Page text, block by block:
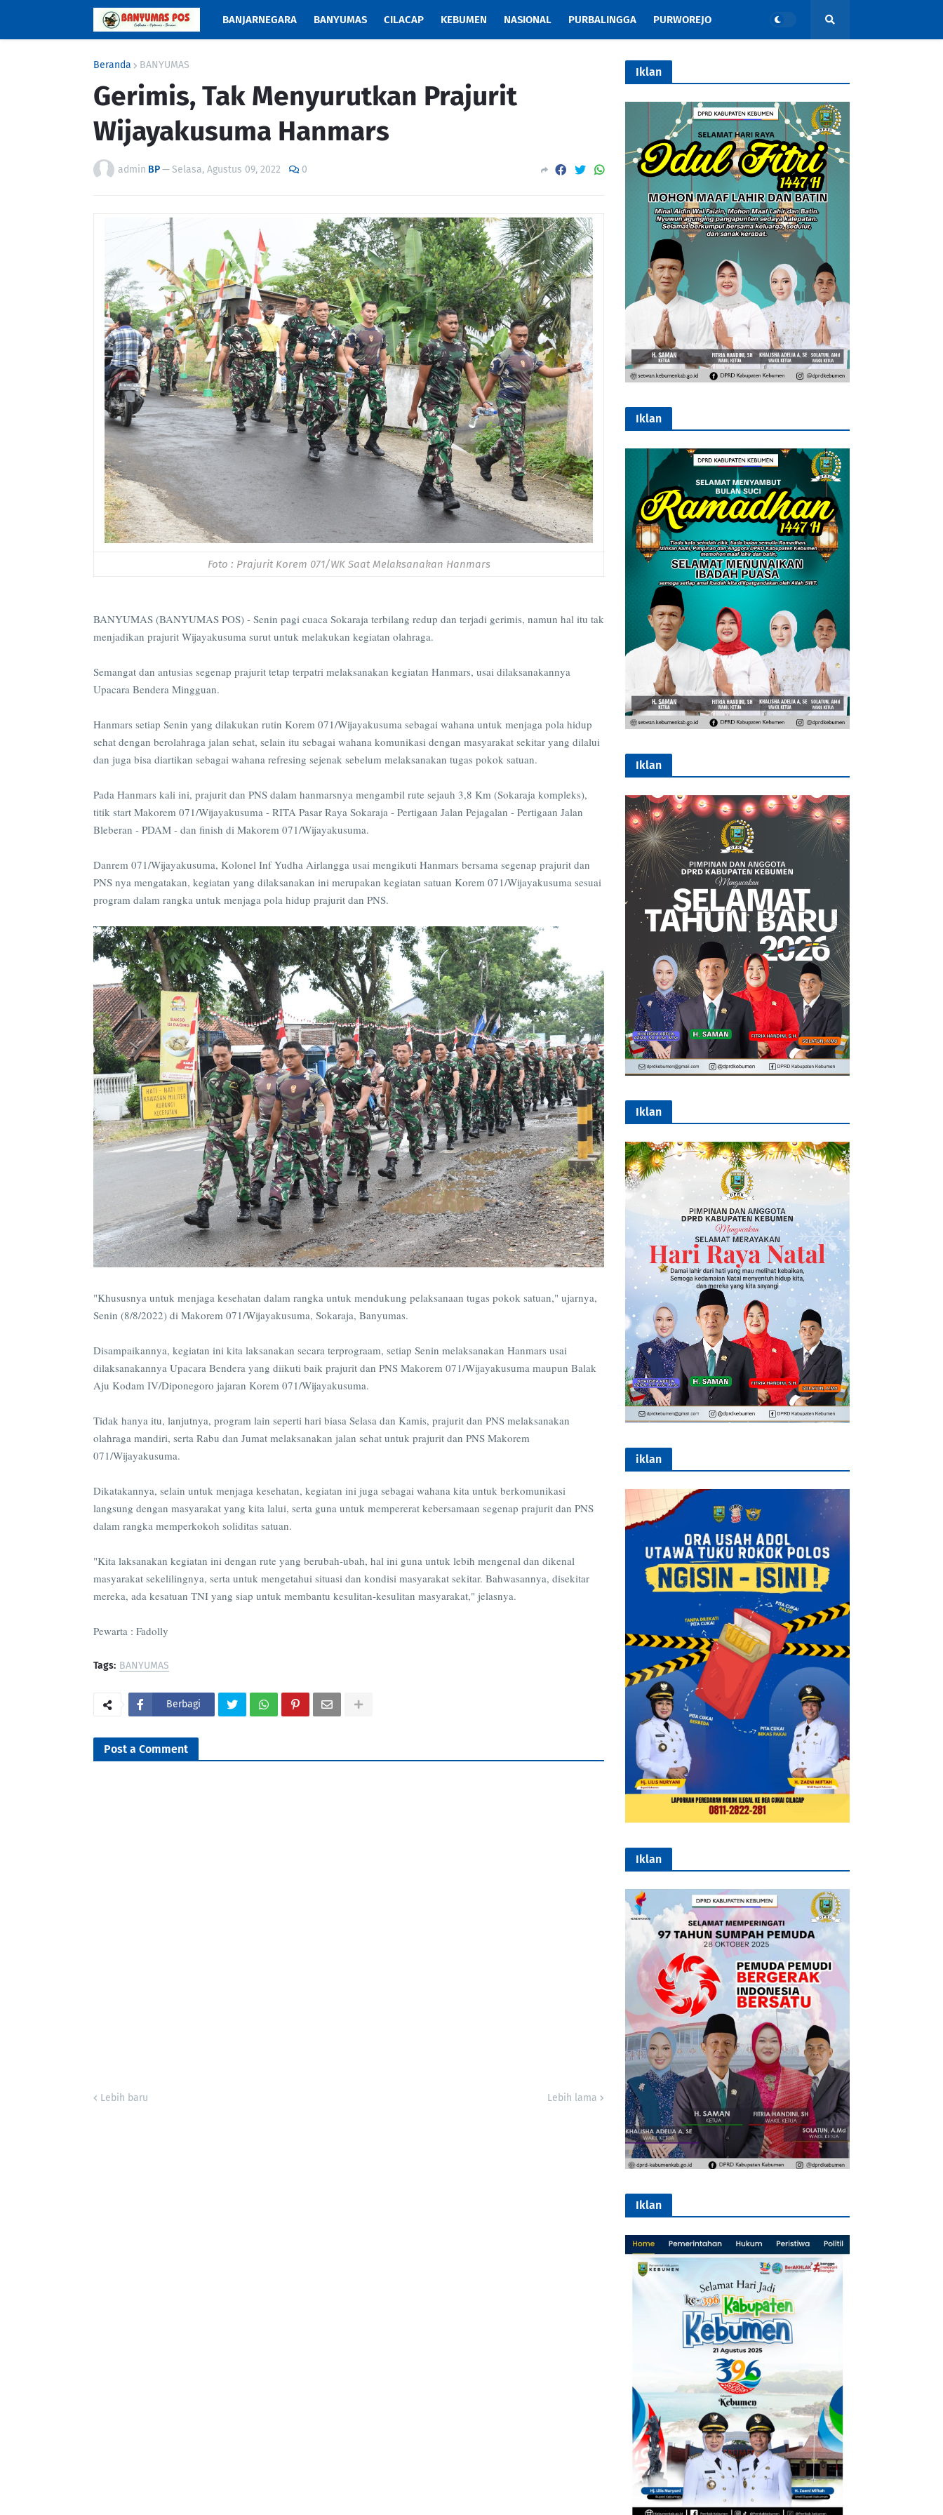
BANJARNEGARA BANYUMAS CILACAP KEBUMEN NASIONAL PURBALINGGA PURWOREJO
Beranda BANYUMAS
Gerimis, Tak Menyurutkan Prajurit
Wijayakusuma Hanmars
admin BP—Selasa, Agustus 09, 2022 0
Foto : Prajurit Korem 071/WK Saat Melaksanakan Hanmars
BANYUMAS (BANYUMAS POS) - Senin pagi cuaca Sokaraja terbilang redup dan terjadi gerimis, namun hal itu tak
menjadikan prajurit Wijayakusuma surut untuk melakukan kegiatan olahraga.
Semangat dan antusias segenap prajurit tetap terpatri melaksanakan kegiatan Hanmars, usai dilaksanakannya
Upacara Bendera Mingguan.
Hanmars setiap Senin yang dilakukan rutin Korem 071/Wijayakusuma sebagai wahana untuk menjaga pola hidup
sehat dengan berolahraga jalan sehat, selain itu sebagai wahana komunikasi dengan masyarakat sekitar yang dilalui
dan juga bisa diartikan sebagai wahana refresing sejenak sebelum melaksanakan tugas pokok satuan.
Pada Hanmars kali ini, prajurit dan PNS dalam hanmarsnya mengambil rute sejauh 3,8 Km (Sokaraja kompleks),
titik start Makorem 071/Wijayakusuma - RITA Pasar Raya Sokaraja - Pertigaan Jalan Pejagalan - Pertigaan Jalan
Bleberan - PDAM - dan finish di Makorem 071/Wijayakusuma.
Danrem 071/Wijayakusuma, Kolonel Inf Yudha Airlangga usai mengikuti Hanmars bersama segenap prajurit dan
PNS nya mengatakan, kegiatan yang dilaksanakan ini merupakan kegiatan satuan Korem 071/Wijayakusuma sesuai
program dalam rangka untuk menjaga pola hidup prajurit dan PNS.
"Khususnya untuk menjaga kesehatan dalam rangka untuk mendukung pelaksanaan tugas pokok satuan," ujarnya,
Senin (8/8/2022) di Makorem 071/Wijayakusuma, Sokaraja, Banyumas.
Disampaikannya, kegiatan ini kita laksanakan secara terprograam, setiap Senin melaksanakan Hanmars usai
dilaksanakannya Upacara Bendera yang diikuti baik prajurit dan PNS Makorem 071/Wijayakusuma maupun Balak
Aju Kodam IV/Diponegoro jajaran Korem 071/Wijayakusuma.
Tidak hanya itu, lanjutnya, program lain seperti hari biasa Selasa dan Kamis, prajurit dan PNS melaksanakan
olahraga mandiri, serta Rabu dan Jumat melaksanakan jalan sehat untuk prajurit dan PNS Makorem
071/Wijayakusuma.
Dikatakannya, selain untuk menjaga kesehatan, kegiatan ini juga sebagai wahana kita untuk berkomunikasi
langsung dengan masyarakat yang kita lalui, serta guna untuk mempererat kebersamaan segenap prajurit dan PNS
dalam rangka memperkokoh soliditas satuan.
"Kita laksanakan kegiatan ini dengan rute yang berubah-ubah, hal ini guna untuk lebih mengenal dan dikenal
masyarakat sekelilingnya, serta untuk mengetahui situasi dan kondisi masyarakat sekitar. Bahwasannya, disekitar
mereka, ada kesatuan TNI yang siap untuk membantu kesulitan-kesulitan masyarakat," jelasnya.
Pewarta : Fadolly
Tags: BANYUMAS
Berbagi
Post a Comment
Lebih baru Lebih lama
Iklan
Iklan
Iklan
Iklan
iklan
Iklan
Iklan